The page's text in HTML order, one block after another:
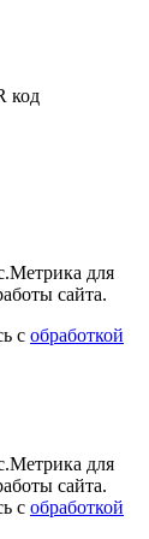
код
для
сайта.
с обработкой
для
сайта.
с обработкой